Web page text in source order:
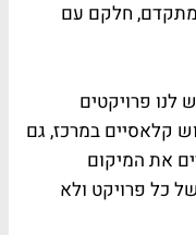
מתקדם, חלקם עם
לנו פרויקטים
קלאסיים במרכז, גם
את המיקום
כל פרויקט ולא